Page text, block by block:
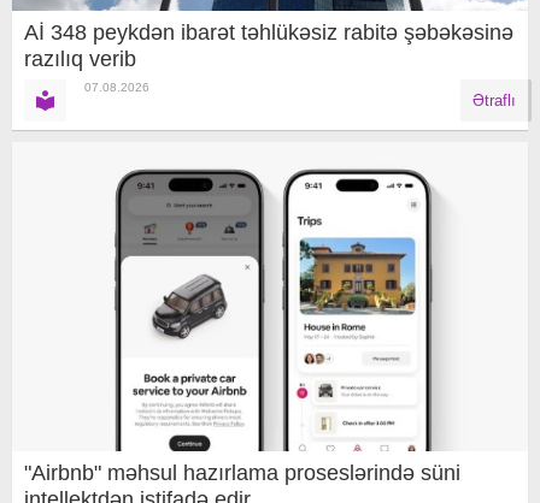
Aİ 348 peykdən ibarət təhlükəsiz rabitə şəbəkəsinə
razılıq verib
07.08.2026
Ətraflı
"Airbnb" məhsul hazırlama proseslərində süni